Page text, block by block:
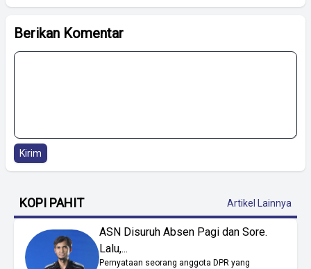
Berikan Komentar
Kirim
KOPI PAHIT Artikel Lainnya
ASN Disuruh Absen Pagi dan Sore.
Lalu,...
Pernyataan seorang anggota DPR yang